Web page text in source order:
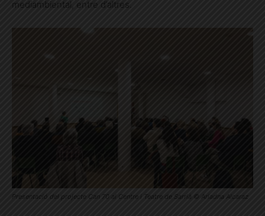
mediambiental, entre d’altres.
Presentació del projecte Can 70 al Centre i Teatre de Sarrià © Ariadna Alcaraz